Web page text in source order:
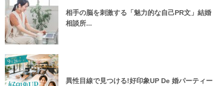
相手の脳を刺激する「魅力的な自己PR文」結婚
相談所...
異性目線で見つける!好印象UP De 婚パーティー